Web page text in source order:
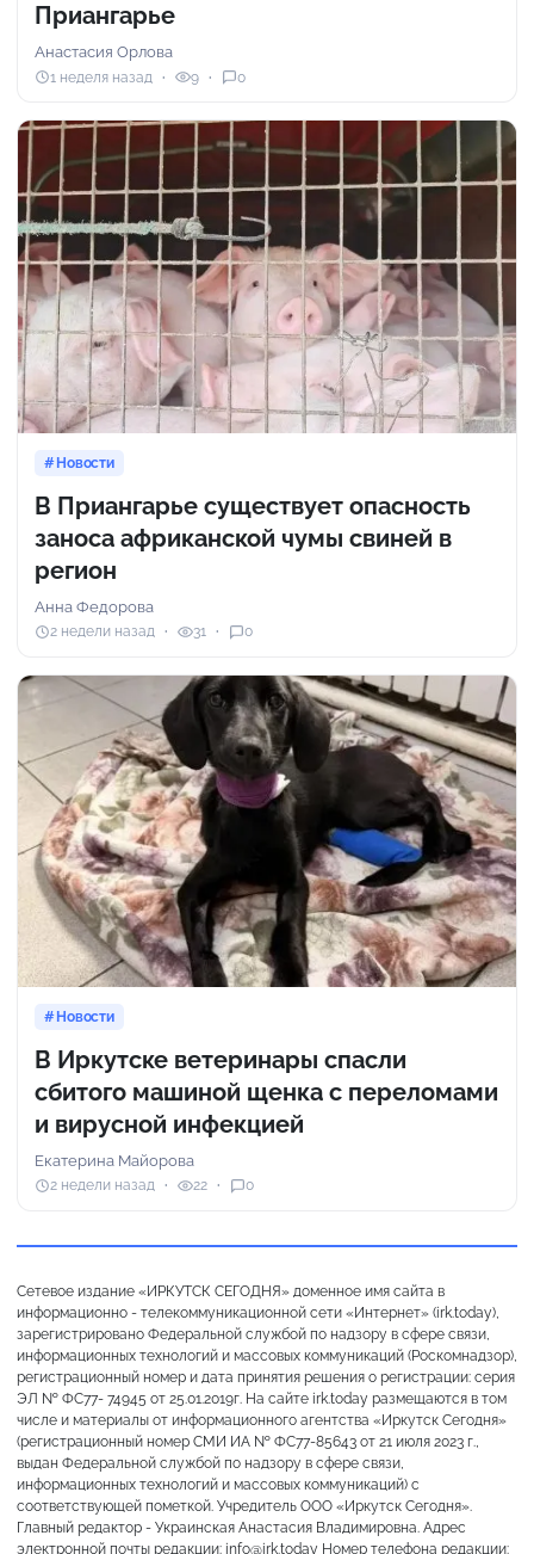
Приангарье
Анастасия Орлова
1 неделя назад 9 0
Новости
В Приангарье существует опасность
заноса африканской чумы свиней в
регион
Анна Федорова
2 недели назад 31 0
Новости
В Иркутске ветеринары спасли
сбитого машиной щенка с переломами
и вирусной инфекцией
Екатерина Майорова
2 недели назад 22 0
Сетевое издание «ИРКУТСК СЕГОДНЯ» доменное имя сайта в
информационно - телекоммуникационной сети «Интернет» (irk.today),
зарегистрировано Федеральной службой по надзору в сфере связи,
информационных технологий и массовых коммуникаций (Роскомнадзор),
регистрационный номер и дата принятия решения о регистрации: серия
ЭЛ № ФС77- 74945 от 25.01.2019г. На сайте irk.today размещаются в том
числе и материалы от информационного агентства «Иркутск Сегодня»
(регистрационный номер СМИ ИА № ФС77-85643 от 21 июля 2023 г.,
выдан Федеральной службой по надзору в сфере связи,
информационных технологий и массовых коммуникаций) с
соответствующей пометкой. Учредитель ООО «Иркутск Сегодня».
Главный редактор - Украинская Анастасия Владимировна. Адрес
электронной почты редакции: info@irk.today Номер телефона редакции: